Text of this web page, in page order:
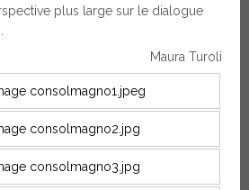
plus large sur le dialogue
Maura Turoli